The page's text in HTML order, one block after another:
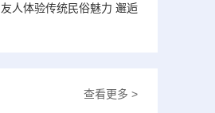
人体验传统民俗魅力 邂逅
查看更多 >